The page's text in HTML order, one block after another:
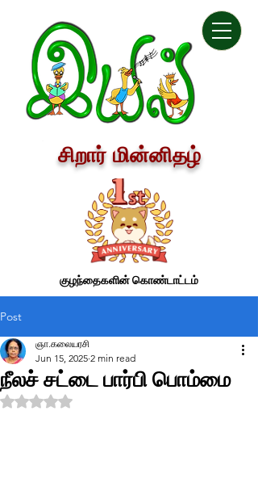
சிறார் மின்னிதழ்
குழந்தைகளின் கொண்டாட்டம்
Post
நீலச் சட்டை பார்பி பொம்மை
ஞா.கலையரசி
Jun 15, 2025 2 min read
Rated NaN out of 5 stars.